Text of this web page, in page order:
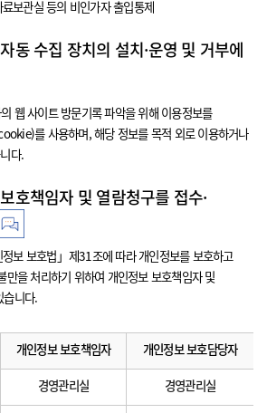
보관실 등의 비인가자 출입통제
동 수집 장치의 설치·운영 및 거부에
웹 사이트 방문기록 파악을 위해 이용정보를
를 사용하며, 해당 정보를 목적 외로 이용하거나
다.
호책임자 및 열람청구를 접수·
보 보호법」제31조에 따라 개인정보를 보호하고
만을 처리하기 위하여 개인정보 보호책임자 및
습니다.
개인정보 보호책임자 개인정보 보호담당자
경영관리실 경영관리실